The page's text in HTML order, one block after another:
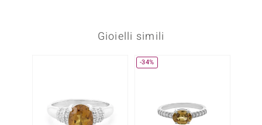
Gioielli simili
-34%